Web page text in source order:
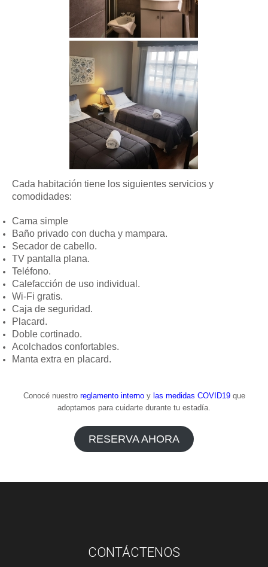
Cada habitación tiene los siguientes servicios y
comodidades:
Cama simple
Baño privado con ducha y mampara.
Secador de cabello.
TV pantalla plana.
Teléfono.
Calefacción de uso individual.
Wi-Fi gratis.
Caja de seguridad.
Placard.
Doble cortinado.
Acolchados confortables.
Manta extra en placard.
Conocé nuestro reglamento internoy las medidas COVID19que
adoptamos para cuidarte durante tu estadía.
RESERVA AHORA
CONTÁCTENOS